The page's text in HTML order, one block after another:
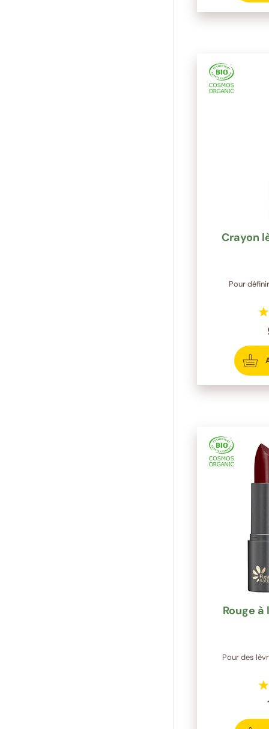
Crayon
Pour
Rouge
Pour des